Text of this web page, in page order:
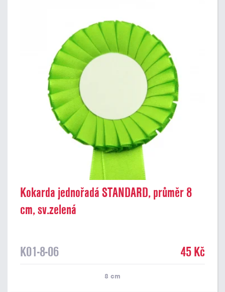
Kokarda jednořadá STANDARD, průměr 8
cm, sv.zelená
K01-8-06 45 Kč
8 cm